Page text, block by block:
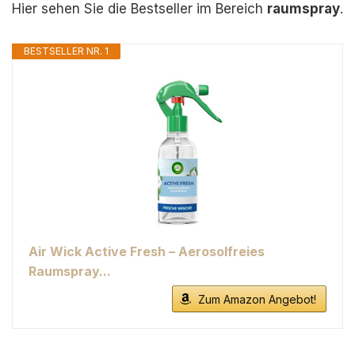
Hier sehen Sie die Bestseller im Bereich raumspray.
BESTSELLER NR. 1
Air Wick Active Fresh – Aerosolfreies
Raumspray...
Zum Amazon Angebot!